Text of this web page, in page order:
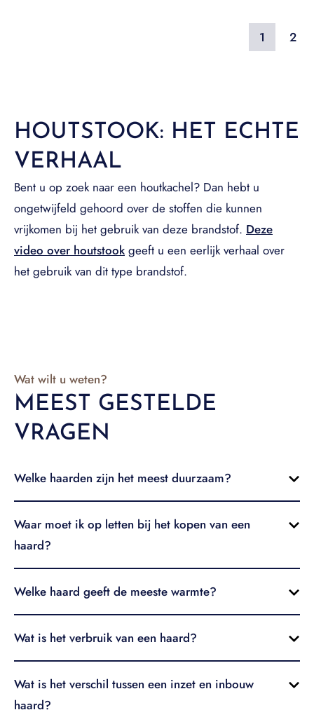
1 2
HOUTSTOOK: HET ECHTE
VERHAAL
Bent u op zoek naar een houtkachel? Dan hebt u
ongetwijfeld gehoord over de stoffen die kunnen
vrijkomen bij het gebruik van deze brandstof. Deze
video over houtstook geeft u een eerlijk verhaal over
het gebruik van dit type brandstof.
Wat wilt u weten?
MEEST GESTELDE
VRAGEN
Welke haarden zijn het meest duurzaam?
Waar moet ik op letten bij het kopen van een
haard?
Welke haard geeft de meeste warmte?
Wat is het verbruik van een haard?
Wat is het verschil tussen een inzet en inbouw
haard?